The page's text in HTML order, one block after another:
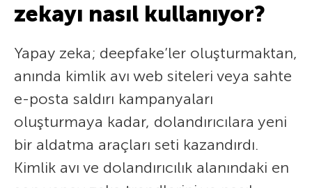
zekayı nasıl kullanıyor?
Yapay zeka; deepfake’ler oluşturmaktan,
anında kimlik avı web siteleri veya sahte
e-posta saldırı kampanyaları
oluşturmaya kadar, dolandırıcılara yeni
bir aldatma araçları seti kazandırdı.
Kimlik avı ve dolandırıcılık alanındaki en